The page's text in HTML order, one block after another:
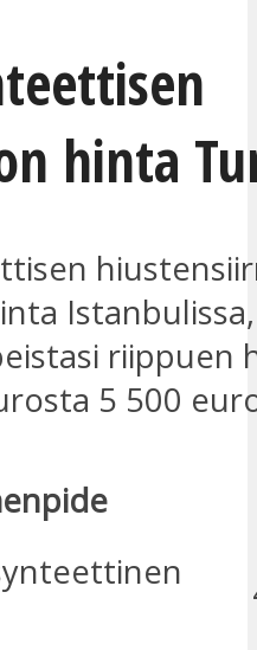
hinta
riippuen
5 500